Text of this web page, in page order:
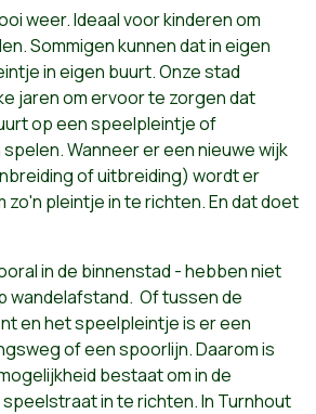
weer. Ideaal voor kinderen om
Sommigen kunnen dat in eigen
in eigen buurt. Onze stad
jaren om ervoor te zorgen dat
op een speelpleintje of
Wanneer er een nieuwe wijk
of uitbreiding) wordt er
pleintje in te richten. En dat doet
in de binnenstad - hebben niet
wandelafstand. Of tussen de
en het speelpleintje is er een
of een spoorlijn. Daarom is
bestaat om in de
in te richten. In Turnhout